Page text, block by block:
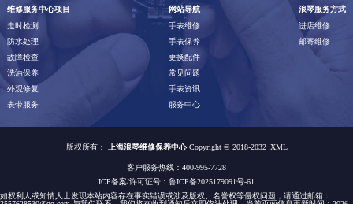
维修服务中心项目
走时检测
防水处理
故障检查
洗油保养
外观修复
表带服务
网站导航
手表维修
手表保养
更换配件
常见问题
手表资讯
服务中心
浪琴服务方式
进店维修
邮寄维修
版权所有： 上海浪琴维修保养中心Copyright © 2018-2032 XML
客户服务热线：400-995-7728
ICP备案/许可证号： 鲁ICP备2025179091号-61
如权利人或知情人士发现本站内容存在事实错误或涉及版权、名誉权等侵权问题，请通过邮箱：